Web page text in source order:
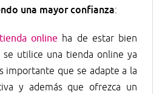
una mayor confianza:
online ha de estar bien
se utilice una tienda online ya
importante que se adapte a la
y además que ofrezca un